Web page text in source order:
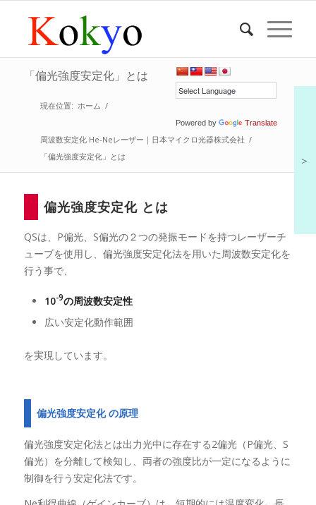
「偏光強度安定化」とは
Powered by Translate
現在位置: ホーム /
周波数安定化 He-Neレーザー｜日本マイクロ光器株式会社 /
「偏光強度安定化」とは
偏光強度安定化 とは
QSは、P偏光、S偏光の２つの発振モードを持つレーザーチ
ューブを使用し、偏光強度安定化法を用いた周波数安定化を
行う事で、
10-9の周波数安定性
広い安定化動作範囲
を実現しています。
偏光強度安定化 の原理
偏光強度安定化法とは出力光中に存在する2偏光（P偏光、S
偏光）を分離して検知し、両者の強度比が一定になるように
制御を行う安定化法です。
＞